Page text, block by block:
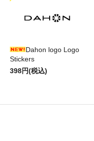
Dahon logo Logo
Stickers
398円(税込)